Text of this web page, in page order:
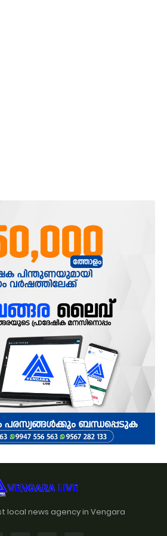
local news agency in Vengara